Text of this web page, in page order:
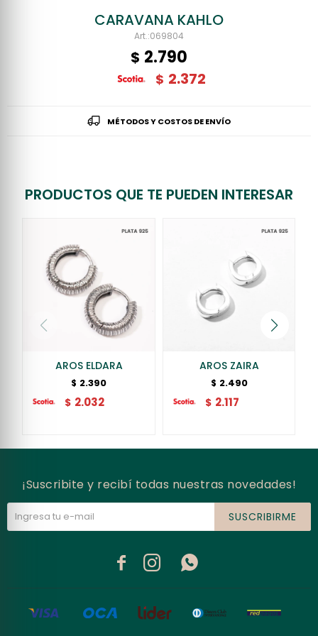
CARAVANA KAHLO
069804
$ 2.790
$ 2.372
MÉTODOS Y COSTOS DE ENVÍO
PRODUCTOS QUE TE PUEDEN INTERESAR
AROS ELDARA
$ 2.390
$ 2.032
AROS ZAIRA
$ 2.490
$ 2.117
¡Suscribite y recibí todas nuestras novedades!
SUSCRIBIRME
  